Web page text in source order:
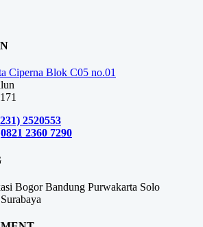
Ciperna Blok C05 no.01
2520553
0821 2360 7290
BogorBandung Purwakarta Solo
Surabaya